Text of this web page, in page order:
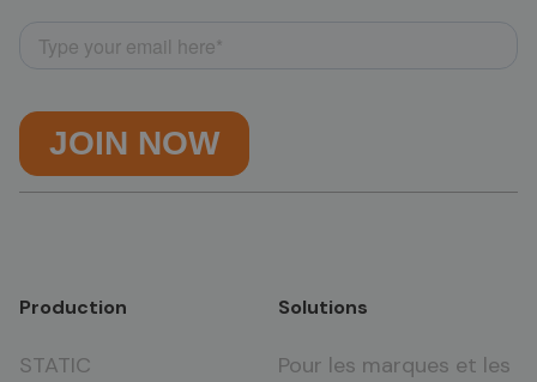
Production
STATIC
Solutions
Pour les marques et les